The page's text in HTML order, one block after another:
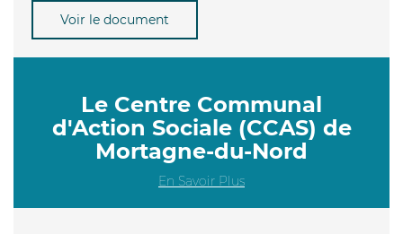
Voir le document
Le Centre Communal
d'Action Sociale (CCAS) de
Mortagne-du-Nord
En Savoir Plus